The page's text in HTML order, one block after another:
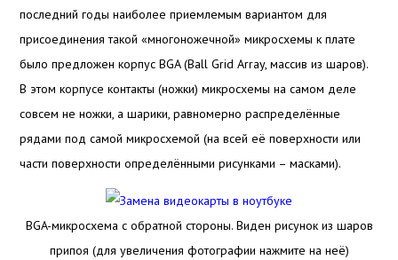
последний годы наиболее приемлемым вариантом для
присоединения такой «многоножечной» микросхемы к плате
было предложен корпус BGA (Ball Grid Array, массив из шаров).
В этом корпусе контакты (ножки) микросхемы на самом деле
совсем не ножки, а шарики, равномерно распределённые
рядами под самой микросхемой (на всей её поверхности или
части поверхности определёнными рисунками – масками).
BGA-микросхема с обратной стороны. Виден рисунок из шаров
припоя (для увеличения фотографии нажмите на неё)